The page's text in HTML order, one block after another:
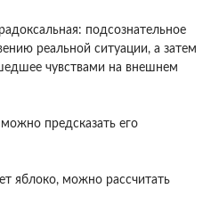
подсознательное
реальной ситуации, а затем
чувствами на внешнем
предсказать его
яблоко, можно рассчитать